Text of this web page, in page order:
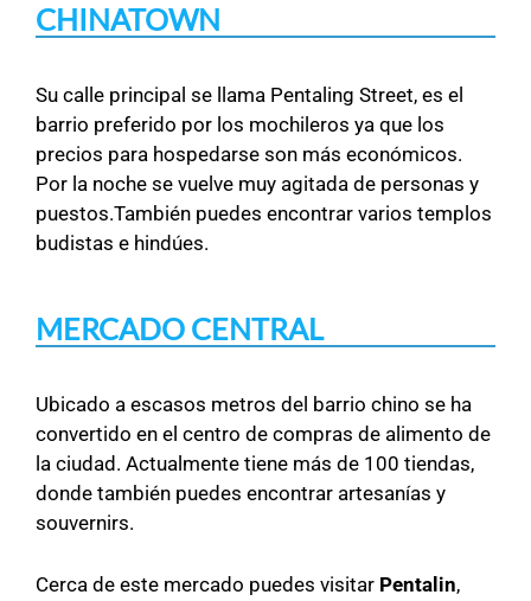
CHINATOWN
Su calle principal se llama Pentaling Street, es el
barrio preferido por los mochileros ya que los
precios para hospedarse son más económicos.
Por la noche se vuelve muy agitada de personas y
puestos.También puedes encontrar varios templos
budistas e hindúes.
MERCADO CENTRAL
Ubicado a escasos metros del barrio chino se ha
convertido en el centro de compras de alimento de
la ciudad. Actualmente tiene más de 100 tiendas,
donde también puedes encontrar artesanías y
souvernirs.
Cerca de este mercado puedes visitar Pentalin,